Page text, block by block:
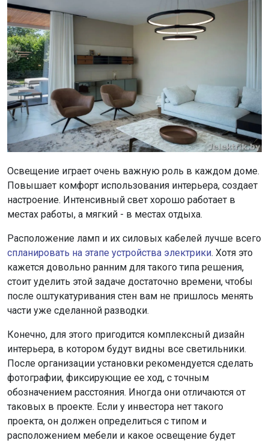
Освещение играет очень важную роль в каждом доме.
Повышает комфорт использования интерьера, создает
настроение. Интенсивный свет хорошо работает в
местах работы, а мягкий - в местах отдыха.
Расположение ламп и их силовых кабелей лучше всего
спланировать на этапе устройства электрики. Хотя это
кажется довольно ранним для такого типа решения,
стоит уделить этой задаче достаточно времени, чтобы
после оштукатуривания стен вам не пришлось менять
части уже сделанной разводки.
Конечно, для этого пригодится комплексный дизайн
интерьера, в котором будут видны все светильники.
После организации установки рекомендуется сделать
фотографии, фиксирующие ее ход, с точным
обозначением расстояния. Иногда они отличаются от
таковых в проекте. Если у инвестора нет такого
проекта, он должен определиться с типом и
расположением мебели и какое освещение будет